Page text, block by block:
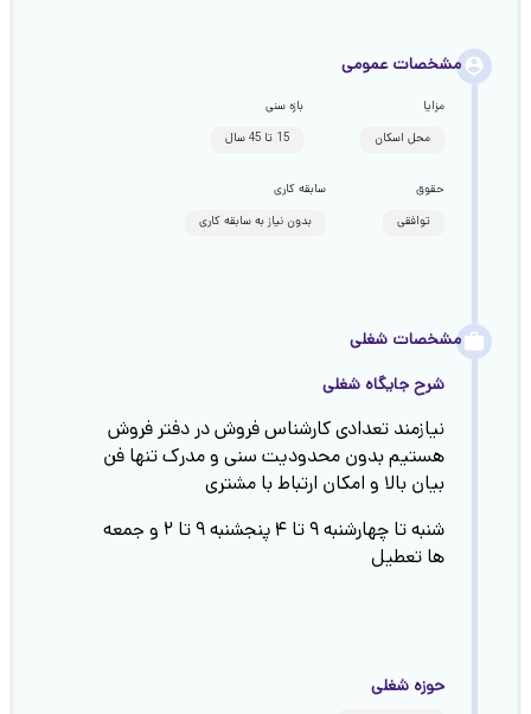
مشخصات عمومی
مزایا
محل اسکان
بازه سنی
15 تا 45 سال
حقوق
توافقی
سابقه کاری
بدون نیاز به سابقه کاری
مشخصات شغلی
شرح جایگاه شغلی
نیازمند تعدادی کارشناس فروش در دفتر فروش
هستیم بدون محدودیت سنی و مدرک تنها فن
بیان بالا و امکان ارتباط با مشتری
شنبه تا چهارشنبه ۹ تا ۴ پنجشنبه ۹ تا ۲ و جمعه
ها تعطیل
حوزه شغلی